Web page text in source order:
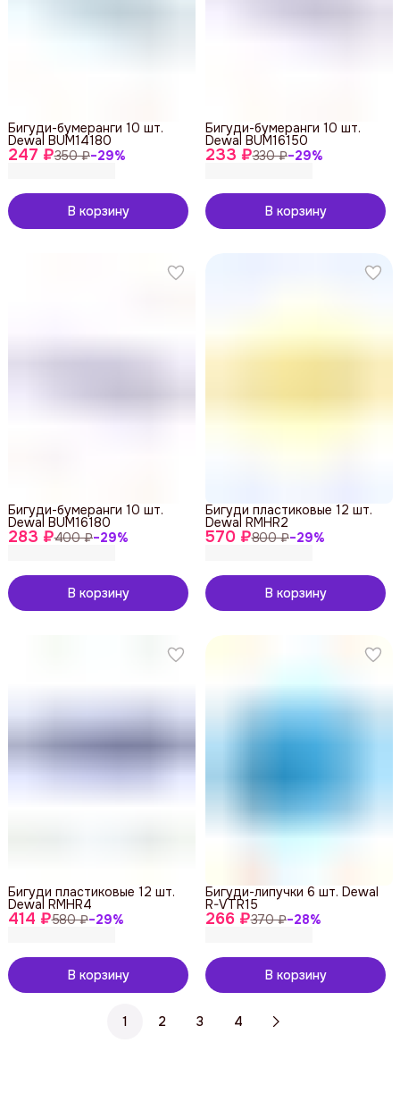
247 ₽350 ₽−29%
Бигуди-бумеранги 10 шт.
Dewal BUM14180
В корзину
233 ₽330 ₽−29%
Бигуди-бумеранги 10 шт.
Dewal BUM16150
В корзину
283 ₽400 ₽−29%
Бигуди-бумеранги 10 шт.
Dewal BUM16180
В корзину
570 ₽800 ₽−29%
Бигуди пластиковые 12 шт.
Dewal RMHR2
В корзину
414 ₽580 ₽−29%
Бигуди пластиковые 12 шт.
Dewal RMHR4
В корзину
266 ₽370 ₽−28%
Бигуди-липучки 6 шт. Dewal
R-VTR15
В корзину
1 2 3 4